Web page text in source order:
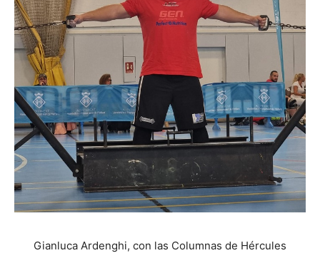
Gianluca Ardenghi, con las Columnas de Hércules